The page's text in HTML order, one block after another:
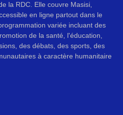
la RDC. Elle couvre Masisi,
en ligne partout dans le
variée incluant des
de la santé, l'éducation,
des débats, des sports, des
à caractère humanitaire